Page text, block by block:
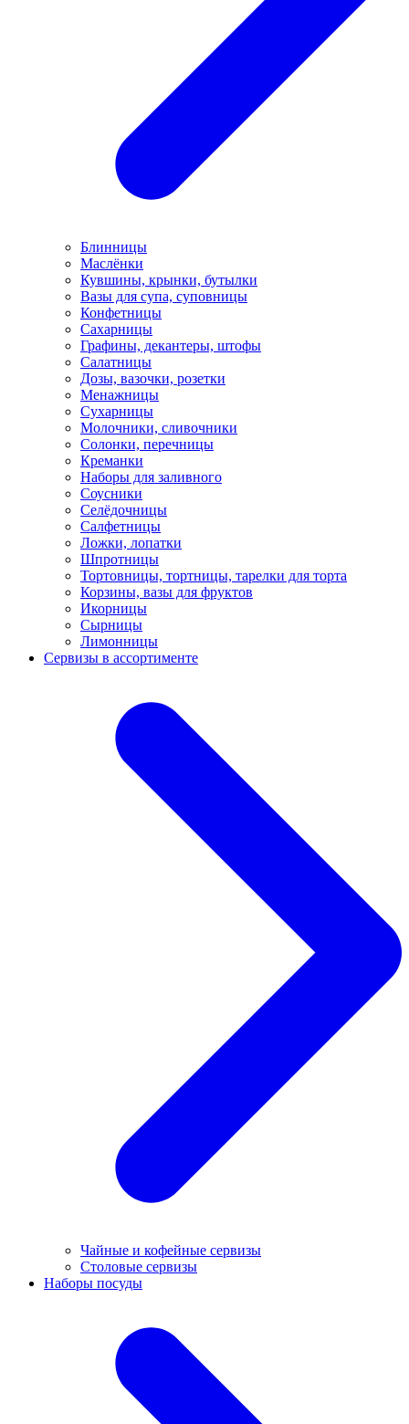
Блинницы
Маслёнки
Кувшины, крынки, бутылки
Вазы для супа, суповницы
Конфетницы
Сахарницы
Графины, декантеры, штофы
Салатницы
Дозы, вазочки, розетки
Менажницы
Сухарницы
Молочники, сливочники
Солонки, перечницы
Креманки
Наборы для заливного
Соусники
Селёдочницы
Салфетницы
Ложки, лопатки
Шпротницы
Тортовницы, тортницы, тарелки для торта
Корзины, вазы для фруктов
Икорницы
Сырницы
Лимонницы
Сервизы в ассортименте
Чайные и кофейные сервизы
Столовые сервизы
Наборы посуды